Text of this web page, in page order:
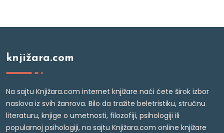
knjižara.com
Na sajtu Knjižara.com internet knjižare naći ćete širok izbor
naslova iz svih žanrova. Bilo da tražite beletristiku, stručnu
literaturu, knjige o umetnosti, filozofiji, psihologiji ili
popularnoj psihologiji, na sajtu Knjižara.com online knjižare